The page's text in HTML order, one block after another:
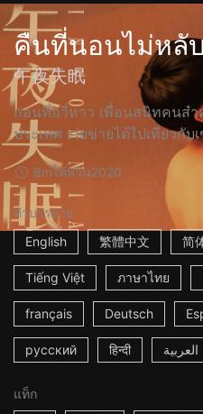
คืนที่นอนไม่หลั
午夜失眠
ก่อนที่อวี่หาว เพื่อนสนิทคนสำ
ประเทศ เว่ยข่ายได้ไปเที่ยวกับ
8mไต้หวัน2020
คำบรรยาย
English
繁體中文 简
Tiếng Việt ภาษาไทย
français Deutsch
русский हिन्दी العربية
แท็ก